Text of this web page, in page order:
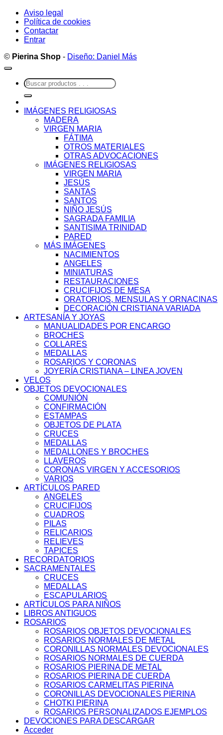
Aviso legal
Política de cookies
Contactar
Entrar
© Pierina Shop - Diseño: Daniel Más
Buscar
por:
IMÁGENES RELIGIOSAS
MADERA
VIRGEN MARIA
FÁTIMA
OTROS MATERIALES
OTRAS ADVOCACIONES
IMÁGENES RELIGIOSAS
VIRGEN MARIA
JESÚS
SANTAS
SANTOS
NIÑO JESÚS
SAGRADA FAMILIA
SANTISIMA TRINIDAD
PARED
MÁS IMÁGENES
NACIMIENTOS
ANGELES
MINIATURAS
RESTAURACIONES
CRUCIFIJOS DE MESA
ORATORIOS, MENSULAS Y ORNACINAS
DECORACIÓN CRISTIANA VARIADA
ARTESANÍA Y JOYAS
MANUALIDADES POR ENCARGO
BROCHES
COLLARES
MEDALLAS
ROSARIOS Y CORONAS
JOYERÍA CRISTIANA – LINEA JOVEN
VELOS
OBJETOS DEVOCIONALES
COMUNIÓN
CONFIRMACIÓN
ESTAMPAS
OBJETOS DE PLATA
CRUCES
MEDALLAS
MEDALLONES Y BROCHES
LLAVEROS
CORONAS VIRGEN Y ACCESORIOS
VARIOS
ARTÍCULOS PARED
ANGELES
CRUCIFIJOS
CUADROS
PILAS
RELICARIOS
RELIEVES
TAPICES
RECORDATORIOS
SACRAMENTALES
CRUCES
MEDALLAS
ESCAPULARIOS
ARTÍCULOS PARA NIÑOS
LIBROS ANTIGUOS
ROSARIOS
ROSARIOS OBJETOS DEVOCIONALES
ROSARIOS NORMALES DE METAL
CORONILLAS NORMALES DEVOCIONALES
ROSARIOS NORMALES DE CUERDA
ROSARIOS PIERINA DE METAL
ROSARIOS PIERINA DE CUERDA
ROSARIOS CARMELITAS PIERINA
CORONILLAS DEVOCIONALES PIERINA
CHOTKI PIERINA
ROSARIOS PERSONALIZADOS EJEMPLOS
DEVOCIONES PARA DESCARGAR
Acceder